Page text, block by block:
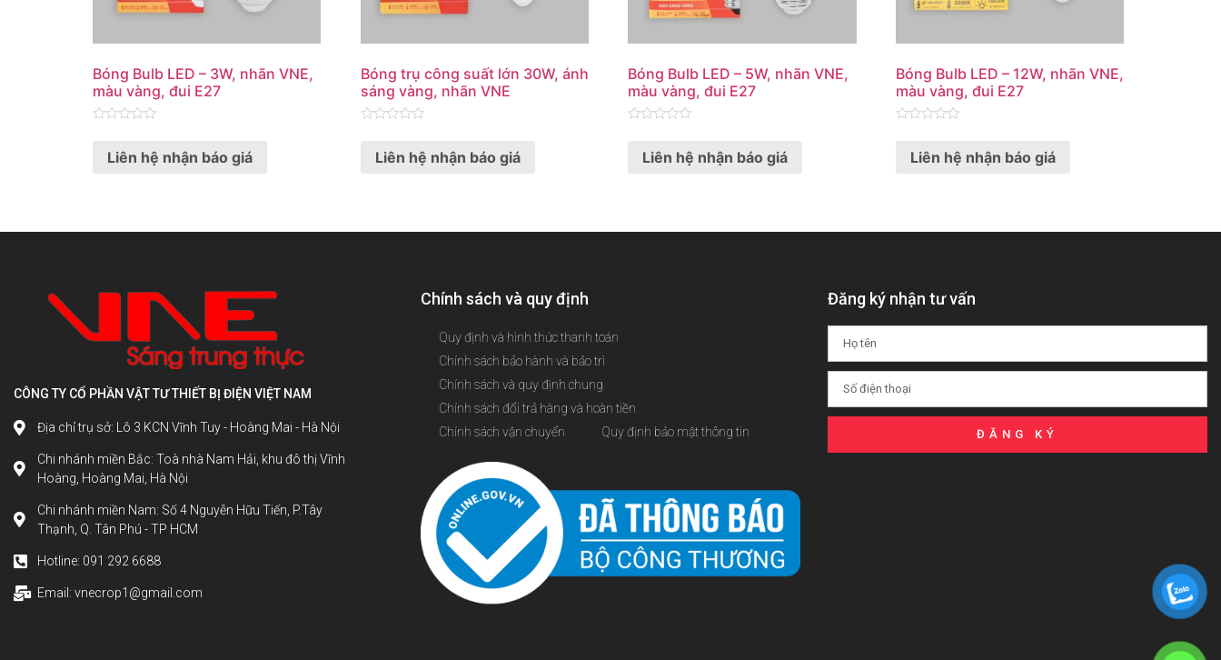
Bóng Bulb LED – 3W, nhãn VNE,
màu vàng, đui E27
outLiên hệ nhận báo giá
Bóng trụ công suất lớn 30W, ánh
sáng vàng, nhãn VNE
outLiên hệ nhận báo giá
Bóng Bulb LED – 5W, nhãn VNE,
màu vàng, đui E27
outLiên hệ nhận báo giá
Bóng Bulb LED – 12W, nhãn VNE,
màu vàng, đui E27
outLiên hệ nhận báo giá
CÔNG TY CỔ PHẦN VẬT TƯ THIẾT BỊ ĐIỆN VIỆT NAM
Địa chỉ trụ sở: Lô 3 KCN Vĩnh Tuy - Hoàng Mai - Hà Nội
Chi nhánh miền Bắc: Toà nhà Nam Hải, khu đô thị Vĩnh
Hoàng, Hoàng Mai, Hà Nội
Chi nhánh miền Nam: Số 4 Nguyễn Hữu Tiến, P.Tây
Thạnh, Q. Tân Phú - TP HCM
Hotline: 091 292 6688
Email: vnecrop1@gmail.com
Chính sách và quy định
Quy định và hình thức thanh toán
Chính sách bảo hành và bảo trì
Chính sách và quy định chung
Chính sách đổi trả hàng và hoàn tiền
Chính sách vận chuyển
Quy định bảo mật thông tin
Đăng ký nhận tư vấn
ĐĂNG KÝ